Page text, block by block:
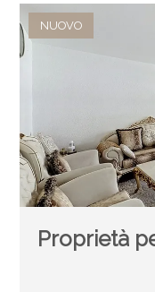
NUOVO
Proprietà